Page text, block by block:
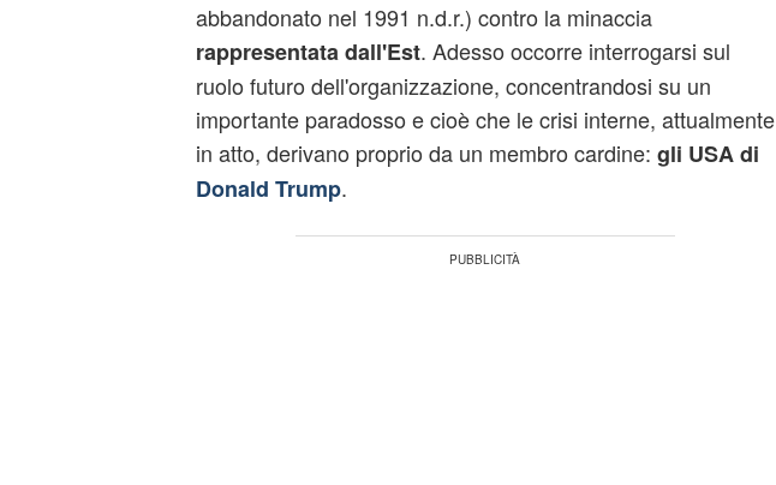
abbandonato nel 1991 n.d.r.) contro la minaccia
rappresentata dall'Est. Adesso occorre interrogarsi sul
ruolo futuro dell'organizzazione, concentrandosi su un
importante paradosso e cioè che le crisi interne, attualmente
in atto, derivano proprio da un membro cardine: gli USA di
Donald Trump.